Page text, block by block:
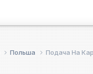
Польша Подача На